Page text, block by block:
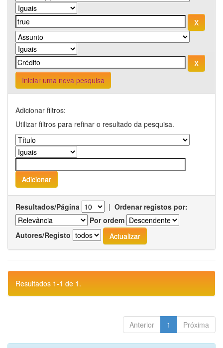
Iniciar uma nova pesquisa
Adicionar filtros:
Utilizar filtros para refinar o resultado da pesquisa.
Resultados/Página | Ordenar registos por:
Por ordem
Autores/Registo
Resultados 1-1 de 1.
Anterior 1 Próxima